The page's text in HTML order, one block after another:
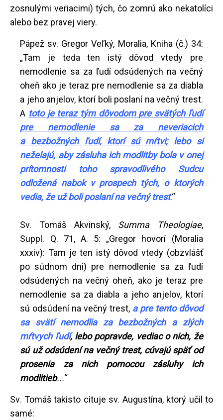
zosnulými veriacimi) tých, čo zomrú ako nekatolíci
alebo bez pravej viery.
Pápež sv. Gregor Veľký, Moralia, Kniha (č.) 34:
„Tam je teda ten istý dôvod vtedy pre
nemodlenie sa za ľudí odsúdených na večný
oheň ako je teraz pre nemodlenie sa za diabla
a jeho anjelov, ktorí boli poslaní na večný trest.
A toto je teraz tým dôvodom pre svätých ľudí
pre nemodlenie sa za neveriacich
a bezbožných ľudí, ktorí sú mŕtvi; lebo si
neželajú, aby zásluha ich modlitby bola v onej
prítomnosti toho spravodlivého Sudcu
odložená nabok v prospech tých, o ktorých
vedia, že už boli poslaní na večný trest.“
Sv. Tomáš Akvinský, Summa Theologiae,
Suppl. Q. 71, A. 5: „Gregor hovorí (Moralia
xxxiv): Tam je ten istý dôvod vtedy (obzvlášť
po súdnom dni) pre nemodlenie sa za ľudí
odsúdených na večný oheň, ako je teraz pre
nemodlenie sa za diabla a jeho anjelov, ktorí
sú odsúdení na večný trest, a pre tento dôvod
sa svätí nemodlia za bezbožných a zlých
mŕtvych ľudí, lebo popravde, vediac o nich, že
sú už odsúdení na večný trest, cúvajú späť od
prosenia za nich pomocou zásluhy ich
modlitieb...“
Sv. Tomáš takisto cituje sv. Augustína, ktorý učil to
samé: